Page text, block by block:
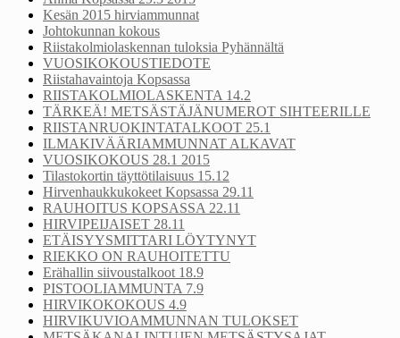
Kesän 2015 hirviammunnat
Johtokunnan kokous
Riistakolmiolaskennan tuloksia Pyhännältä
VUOSIKOKOUSTIEDOTE
Riistahavaintoja Kopsassa
RIISTAKOLMIOLASKENTA 14.2
TÄRKEÄ! METSÄSTÄJÄNUMEROT SIHTEERILLE
RIISTANRUOKINTATALKOOT 25.1
ILMAKIVÄÄRIAMMUNNAT ALKAVAT
VUOSIKOKOUS 28.1 2015
Tilastokortin täyttötilaisuus 15.12
Hirvenhaukkukokeet Kopsassa 29.11
RAUHOITUS KOPSASSA 22.11
HIRVIPEIJAISET 28.11
ETÄISYYSMITTARI LÖYTYNYT
RIEKKO ON RAUHOITETTU
Erähallin siivoustalkoot 18.9
PISTOOLIAMMUNTA 7.9
HIRVIKOKOKOUS 4.9
HIRVIKUVIOAMMUNNAN TULOKSET